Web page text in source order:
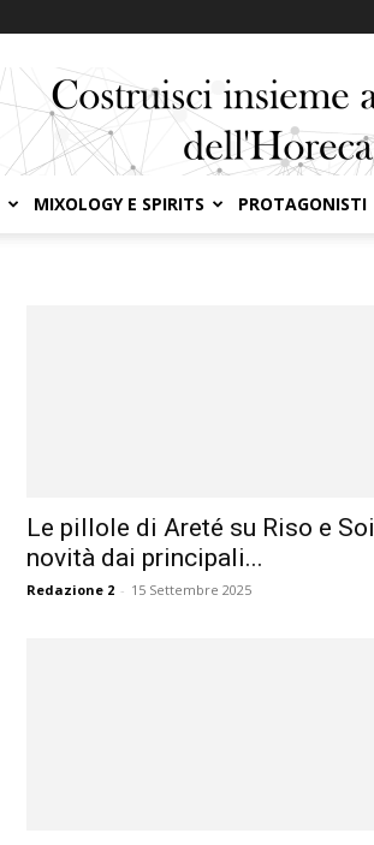
MIXOLOGY E SPIRITS PROTAGONISTI
Le pillole di Areté su Riso e
novità dai principali...
Redazione 2 - 15 Settembre 2025